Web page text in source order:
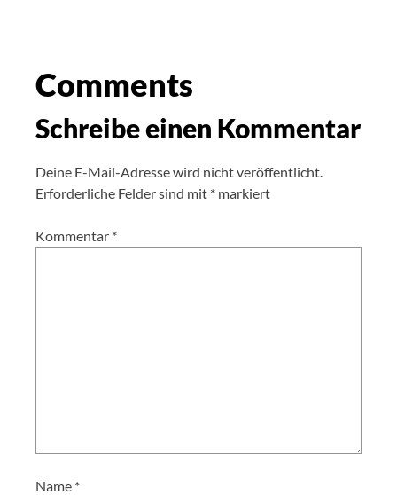
Comments
Schreibe einen Kommentar
Deine E-Mail-Adresse wird nicht veröffentlicht.
Erforderliche Felder sind mit * markiert
Kommentar *
Name *